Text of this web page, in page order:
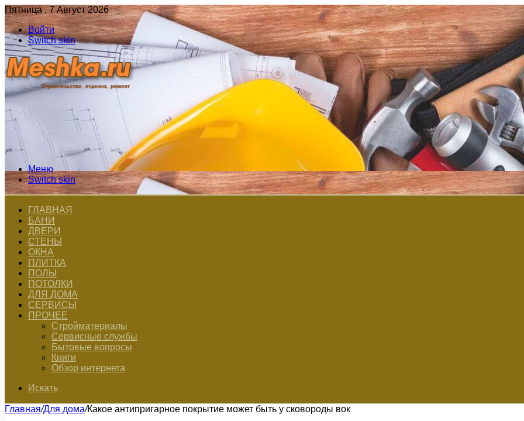
Пятница , 7 Август 2026
Войти
Switch skin
Меню
Switch skin
ГЛАВНАЯ
БАНИ
ДВЕРИ
СТЕНЫ
ОКНА
ПЛИТКА
ПОЛЫ
ПОТОЛКИ
ДЛЯ ДОМА
СЕРВИСЫ
ПРОЧЕЕ
Стройматериалы
Сервисные службы
Бытовые вопросы
Книги
Обзор интернета
Искать
Главная/Для дома/Какое антипригарное покрытие может быть у сковороды вок